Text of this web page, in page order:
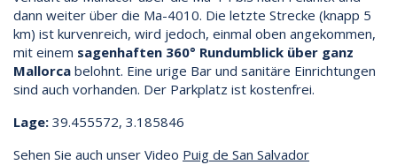
dann weiter über die Ma-4010. Die letzte Strecke (knapp 5
km) ist kurvenreich, wird jedoch, einmal oben angekommen,
mit einem sagenhaften 360° Rundumblick über ganz
Mallorca belohnt. Eine urige Bar und sanitäre Einrichtungen
sind auch vorhanden. Der Parkplatz ist kostenfrei.
Lage: 39.455572, 3.185846
Sehen Sie auch unser Video Puig de San Salvador